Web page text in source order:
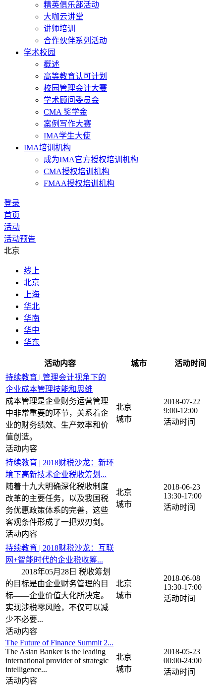
精英俱乐部活动
大咖云讲堂
讲师培训
合作伙伴系列活动
学术校园
概述
高等教育认可计划
校园管理会计大赛
学术顾问委员会
CMA 奖学金
案例写作大赛
IMA学生大使
IMA培训机构
成为IMA官方授权培训机构
CMA授权培训机构
FMAA授权培训机构
登录
首页
活动
活动预告
北京
线上
北京
上海
华北
华南
华中
华东
活动内容 城市
活动时间
持续教育 | 管理会计视角下的
企业成本管理技能和思维
成本管理是企业财务运营管理
中非常重要的环节，关系着企
业的财务绩效、生产效率和价
值创造。
北京
2018-07-22
9:00-12:00
持续教育 | 2018财税沙龙：新环
境下高新技术企业税收筹划...
随着十九大明确深化税收制度
改革的主要任务，以及我国税
务优惠政策体系的完善，这些
客观条件形成了一把双刃剑。
北京
2018-06-23
13:30-17:00
持续教育 | 2018财税沙龙：互联
网+智能时代的企业税收筹...
2018年05月28日 税收筹划
的目标是由企业财务管理的目
标——企业价值大化所决定。
实现涉税零风险，不仅可以减
少不必要...
北京
2018-06-08
13:30-17:00
The Future of Finance Summit 2...
The Asian Banker is the leading
international provider of strategic
intelligence...
北京
2018-05-23
00:00-24:00